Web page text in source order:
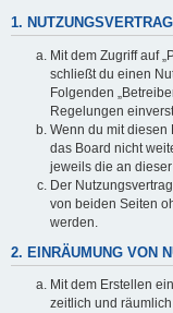
1. NUTZUNGSVERTRAG
Mit dem Zugriff auf
schließt du einen
Folgenden
Regelungen
Wenn du mit diesen
das Board nicht
jeweils die an
Der
von beiden Seiten
werden.
2. EINRÄUMUNG VON
Mit dem Erstellen
zeitlich und